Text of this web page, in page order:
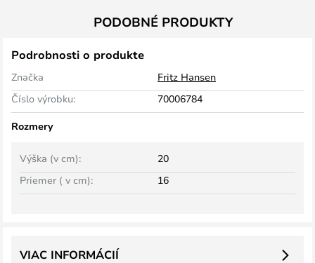
PODOBNÉ PRODUKTY
Podrobnosti o produkte
Značka
Fritz Hansen
Číslo výrobku:
70006784
Rozmery
Výška (v cm):
20
Priemer ( v cm):
16
VIAC INFORMÁCIÍ